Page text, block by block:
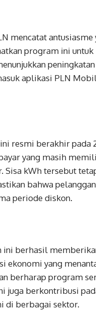
mencatat
program ini
aplikasi PLN
resmi berakhir pada
yang masih
Sisa kWh tersebut
bahwa
periode diskon.
ini berhasil
ekonomi yang
berharap program
juga berkontribusi
di berbagai sektor.